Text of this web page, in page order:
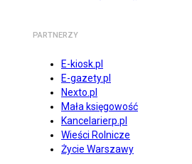
PARTNERZY
E-kiosk.pl
E-gazety.pl
Nexto.pl
Mała księgowość
Kancelarierp.pl
Wieści Rolnicze
Życie Warszawy